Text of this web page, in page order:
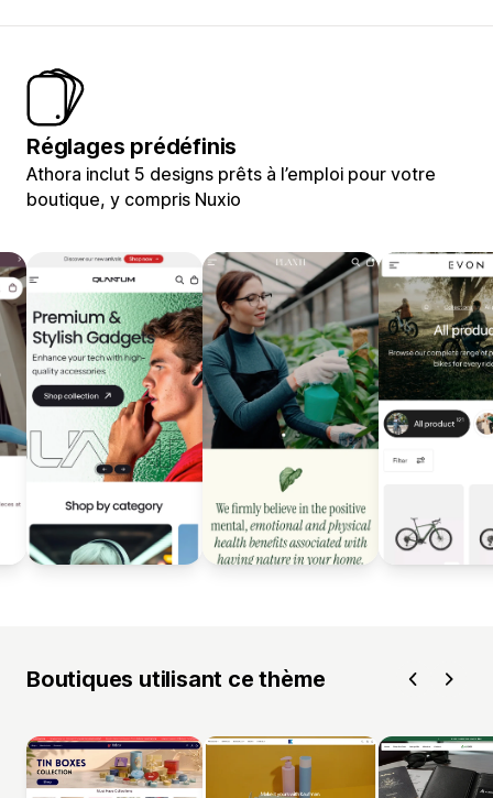
Réglages prédéfinis
Athora inclut 5 designs prêts à l’emploi pour votre
boutique, y compris Nuxio
Boutiques utilisant ce thème